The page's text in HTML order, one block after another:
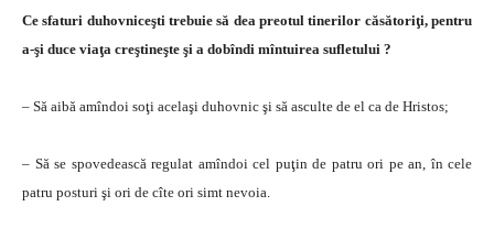
Ce sfaturi duhovniceşti trebuie să dea preotul tinerilor căsătoriţi, pentru
a-şi duce viaţa creştineşte şi a dobîndi mîntuirea sufletului ?
– Să aibă amîndoi soţi acelaşi duhovnic şi să asculte de el ca de Hristos;
– Să se spovedească regulat amîndoi cel puţin de patru ori pe an, în cele
patru posturi şi ori de cîte ori simt nevoia.